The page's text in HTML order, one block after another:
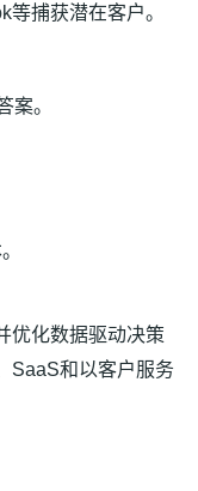
捕获潜在客户。
案。
优化数据驱动决策
SaaS和以客户服务